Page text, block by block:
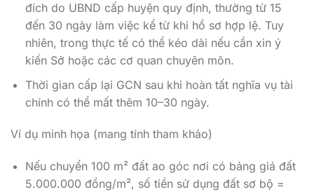
đích do UBND cấp huyện quy định, thường từ 15
đến 30 ngày làm việc kể từ khi hồ sơ hợp lệ. Tuy
nhiên, trong thực tế có thể kéo dài nếu cần xin ý
kiến Sở hoặc các cơ quan chuyên môn.
Thời gian cấp lại GCN sau khi hoàn tất nghĩa vụ tài
chính có thể mất thêm 10–30 ngày.
Ví dụ minh họa (mang tính tham khảo)
Nếu chuyển 100 m² đất ao góc nơi có bảng giá đất
5.000.000 đồng/m², số tiền sử dụng đất sơ bộ =